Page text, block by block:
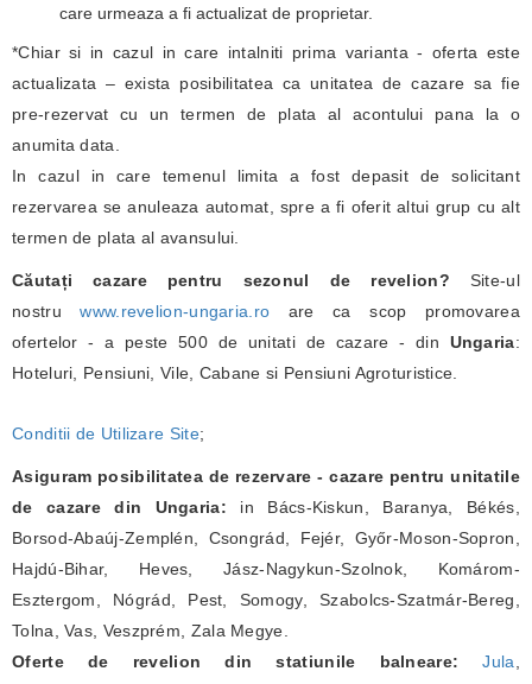
care urmeaza a fi actualizat de proprietar.
*Chiar si in cazul in care intalniti prima varianta - oferta este
actualizata – exista posibilitatea ca unitatea de cazare sa fie
pre-rezervat cu un termen de plata al acontului pana la o
anumita data.
In cazul in care temenul limita a fost depasit de solicitant
rezervarea se anuleaza automat, spre a fi oferit altui grup cu alt
termen de plata al avansului.
Căutați cazare pentru sezonul de revelion? Site-ul
nostruwww.revelion-ungaria.ro are ca scop promovarea
ofertelor - a peste 500 de unitati de cazare - din Ungaria:
Hoteluri, Pensiuni, Vile, Cabane si Pensiuni Agroturistice.
Conditii de Utilizare Site;
Asiguram posibilitatea de rezervare - cazare pentru unitatile
de cazare din Ungaria: in Bács-Kiskun, Baranya, Békés,
Borsod-Abaúj-Zemplén, Csongrád, Fejér, Győr-Moson-Sopron,
Hajdú-Bihar, Heves, Jász-Nagykun-Szolnok, Komárom-
Esztergom, Nógrád, Pest, Somogy, Szabolcs-Szatmár-Bereg,
Tolna, Vas, Veszprém, Zala Megye.
Oferte de revelion din statiunile balneare:
Jula